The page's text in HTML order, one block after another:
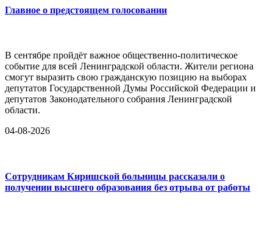
Главное о предстоящем голосовании
В сентябре пройдёт важное общественно-политическое
событие для всей Ленинградской области. Жители региона
смогут выразить свою гражданскую позицию на выборах
депутатов Государственной Думы Российской Федерации и
депутатов Законодательного собрания Ленинградской
области.
04-08-2026
Сотрудникам Киришской больницы рассказали о
получении высшего образования без отрыва от работы